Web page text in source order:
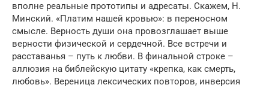
вполне реальные прототипы и адресаты. Скажем, Н.
Минский. «Платим нашей кровью»: в переносном
смысле. Верность души она провозглашает выше
верности физической и сердечной. Все встречи и
расставанья – путь к любви. В финальной строке –
аллюзия на библейскую цитату «крепка, как смерть,
любовь». Вереница лексических повторов, инверсия